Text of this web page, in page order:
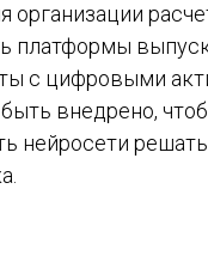
организации
платформы
с цифровыми
внедрено,
нейросети